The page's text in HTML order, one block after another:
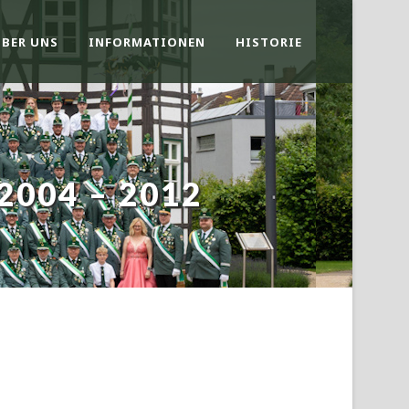
UNS INFORMATIONEN HISTORIE
– 2012